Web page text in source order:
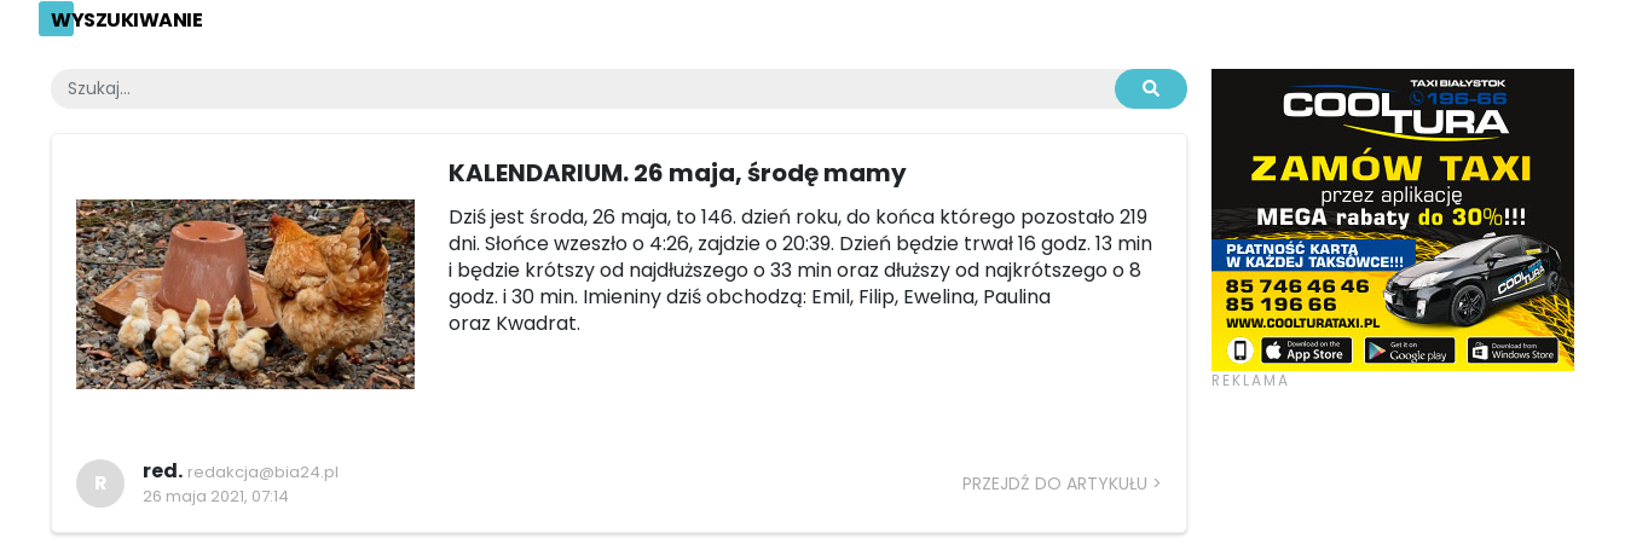
WYSZUKIWANIE
KALENDARIUM. 26 maja, środę mamy
Dziś jest środa, 26 maja, to 146. dzień roku, do końca którego pozostało 219
dni. Słońce wzeszło o 4:26, zajdzie o 20:39. Dzień będzie trwał 16 godz. 13 min
i będzie krótszy od najdłuższego o 33 min oraz dłuższy od najkrótszego o 8
godz. i 30 min. Imieniny dziś obchodzą: Emil, Filip, Ewelina, Paulina
oraz Kwadrat.
R red. redakcja@bia24.pl
26 maja 2021, 07:14
PRZEJDŹ DO ARTYKUŁU